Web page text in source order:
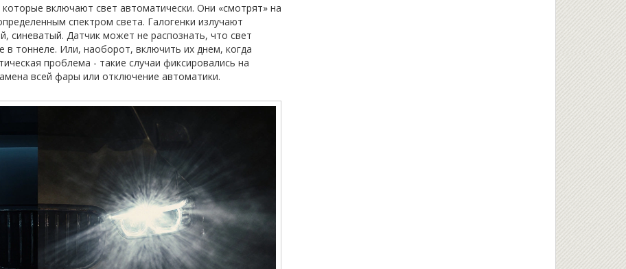
включают свет автоматически. Они «смотрят» на
спектром света. Галогенки излучают
синеватый. Датчик может не распознать, что свет
тоннеле. Или, наоборот, включить их днем, когда
проблема - такие случаи фиксировались на
всей фары или отключение автоматики.